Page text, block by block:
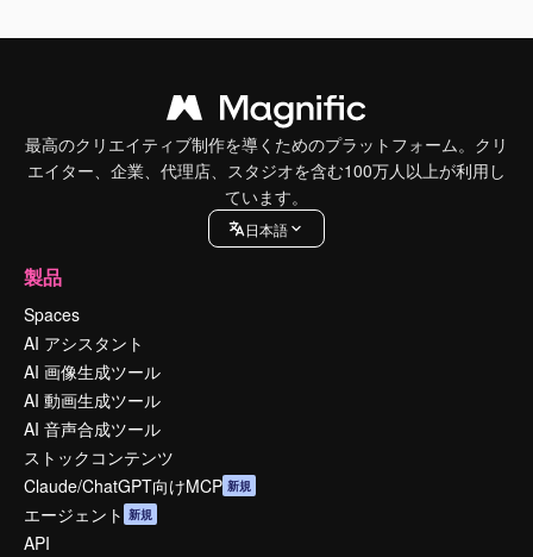
最高のクリエイティブ制作を導くためのプラットフォーム。クリ
エイター、企業、代理店、スタジオを含む100万人以上が利用し
ています。
日本語
製品
Spaces
AI アシスタント
AI 画像生成ツール
AI 動画生成ツール
AI 音声合成ツール
ストックコンテンツ
Claude/ChatGPT向けMCP 新規
エージェント 新規
API